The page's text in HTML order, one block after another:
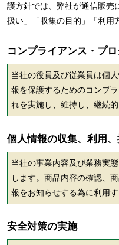
護方針では、弊社が通信販売
扱い」「収集の目的」「利用
コンプライアンス・プ
当社の役員及び従業員は個
報を保護するためのコンプ
れを実施し、維持し、継続的
個人情報の収集、利用
当社の事業内容及び業務実
します。商品内容の確認、
報をお知らせする為に利用
安全対策の実施